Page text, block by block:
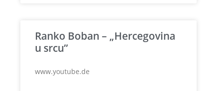
Ranko Boban – „Hercegovina
u srcu”
www.youtube.de